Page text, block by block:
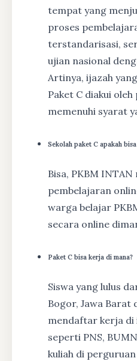
tempat yang
proses
terstandarisasi,
ujian nasional
Artinya, ijazah
Paket C diakui
memenuhi syarat
Sekolah paket C apakah
Bisa, PKBM
pembelajaran
warga belajar
secara online
Paket C bisa kerja di mana?
Siswa yang lulus
Bogor, Jawa Barat
mendaftar kerja di
seperti PNS,
kuliah di